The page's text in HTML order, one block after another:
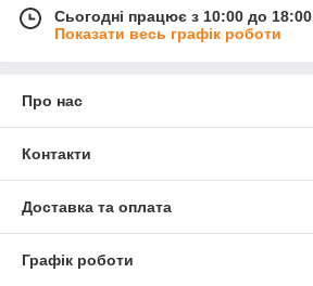
Сьогодні працює з 10:00 до 18:00
Показати весь графік роботи
Про нас
Контакти
Доставка та оплата
Графік роботи